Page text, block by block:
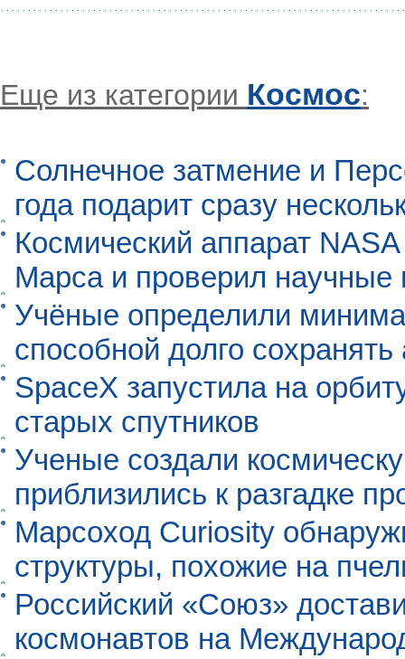
Еще из категории Космос:
Солнечное затмение и
года подарит сразу
Космический аппарат
Марса и проверил научные
Учёные определили
способной долго
SpaceX запустила на
старых спутников
Ученые создали
приблизились к разгадке
Марсоход Curiosity
структуры, похожие на
Российский «Союз»
космонавтов на